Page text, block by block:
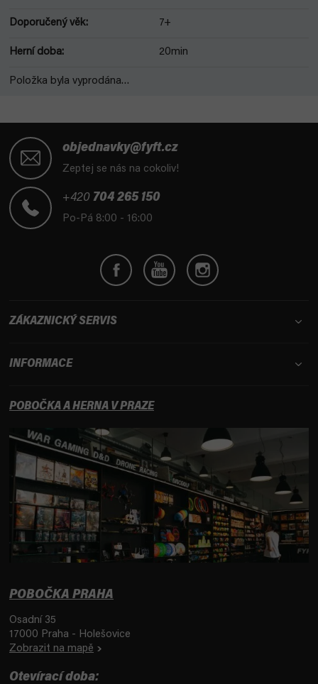
Doporučený věk: 7+
Herní doba: 20min
Položka byla vyprodána…
objednavky@fyft.cz
Zeptej se nás na cokoliv!
+420 704 265 150
Po-Pá 8:00 - 16:00
ZÁKAZNICKÝ SERVIS
INFORMACE
POBOČKA A HERNA V PRAZE
POBOČKA PRAHA
Osadní 35
17000 Praha - Holešovice
Zobrazit na mapě
Otevírací doba: